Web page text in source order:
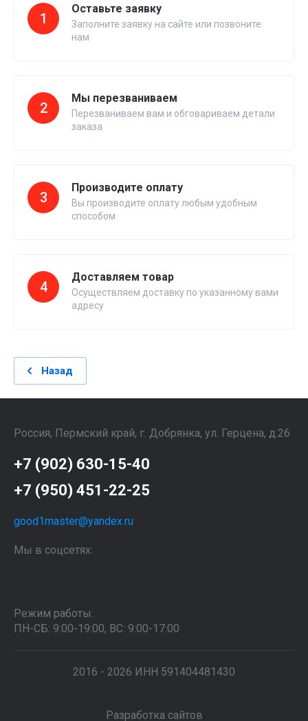
1
Оставьте заявку
Заполните заявку на сайте или позвоните
нам
2
Мы перезваниваем
Перезваниваем вам и обговариваем детали
заказа
3
Производите оплату
Вы производите оплату любым удобным
способом
4
Доставляем товар
Осуществляем доставку по указанному вами
адресу
Назад
Россия, Пермский край, г. Добрянка, ул. Герцена, д.26
+7 (902) 630-15-40
+7 (950) 451-22-25
good1master@yandex.ru
Мы в соцсетях:
Режим работы:
ПН-СБ: 9:00-19:00, ВС: 9:00-17:00
2016 - 2026 ИНН 591404481430
Разработка сайтов